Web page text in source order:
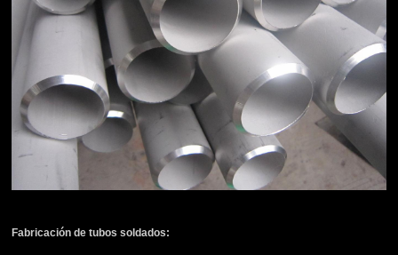
Fabricación de tubos soldados: